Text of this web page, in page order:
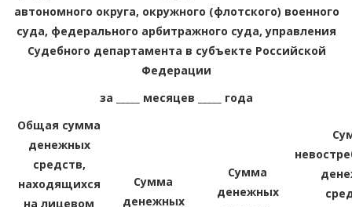
автономного округа, окружного (флотского) военного
суда, федерального арбитражного суда, управления
Судебного департамента в субъекте Российской
Федерации
за _____ месяцев _____ года
Общая сумма
денежных
средств,
находящихся
на лицевом
Сумма
денежных
Сумма
денежных